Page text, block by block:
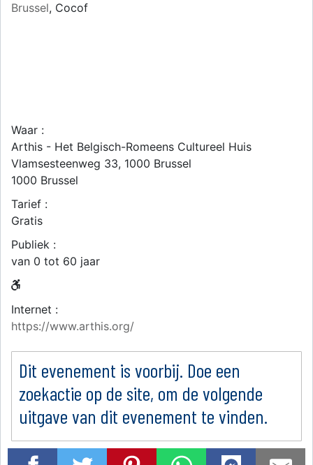
Brussel, Cocof
Waar :
Arthis - Het Belgisch-Romeens Cultureel Huis
Vlamsesteenweg 33, 1000 Brussel
1000 Brussel
Tarief :
Gratis
Publiek :
van 0 tot 60 jaar
Internet :
https://www.arthis.org/
Dit evenement is voorbij. Doe een
zoekactie op de site, om de volgende
uitgave van dit evenement te vinden.